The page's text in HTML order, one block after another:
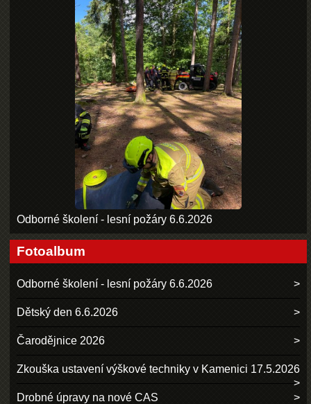
Odborné školení - lesní požáry 6.6.2026
Fotoalbum
Odborné školení - lesní požáry 6.6.2026
Dětský den 6.6.2026
Čarodějnice 2026
Zkouška ustavení výškové techniky v Kamenici 17.5.2026
Drobné úpravy na nové CAS